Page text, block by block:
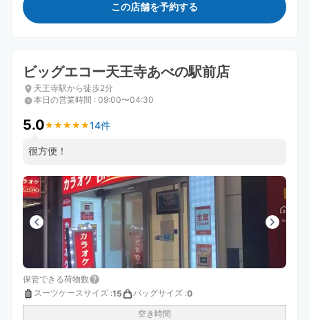
この店舗を予約する
ビッグエコー天王寺あべの駅前店
天王寺駅から徒歩2分
本日の営業時間 : 09:00〜04:30
5.0★ ★ ★ ★ ★
★ ★ ★ ★ ★14件
很方便！
保管できる荷物数
スーツケースサイズ :15 バッグサイズ :0
空き時間